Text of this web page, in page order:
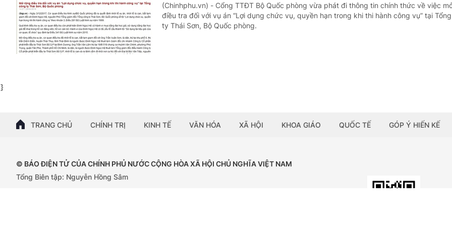
(Chinhphu.vn) - Cổng TTĐT Bộ Quốc phòng vừa phát đi thông tin chính thức về việc
điều tra đối với vụ án “Lợi dụng chức vụ, quyền hạn trong khi thi hành công vụ” tại
ty Thái Sơn, Bộ Quốc phòng.
}
TRANG CHỦ CHÍNH TRỊ KINH TẾ VĂN HÓA XÃ HỘI KHOA GIÁO QUỐC TẾ GÓP Ý HIẾN KẾ
© BÁO ĐIỆN TỬ CỦA CHÍNH PHỦ NƯỚC CỘNG HÒA XÃ HỘI CHỦ NGHĨA VIỆT NAM
Tổng Biên tập: Nguyễn Hồng Sâm